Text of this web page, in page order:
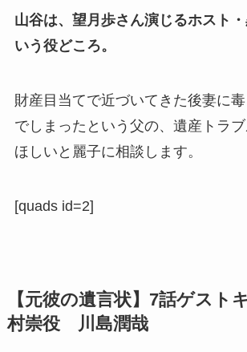
山谷は、望月歩さん演じるホスト
いう役どころ。
財産目当てで近づいてきた後妻に
でしまったという父の、遺産トラ
ほしいと麗子に相談します。
[quads id=2]
【元彼の遺言状】7話ゲスト
村崇役 川島潤哉